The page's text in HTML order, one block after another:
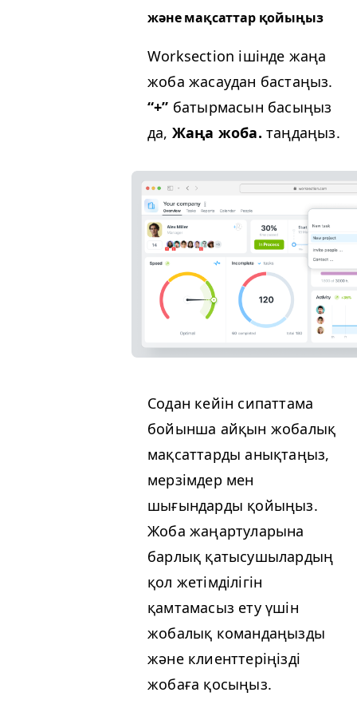
және мақсаттар қойыңыз
Work­sec­tion ішінде жаңа
жоба жасаудан бастаңыз.
“+” батырмасын басыңыз
да, Жаңа жоба. таңдаңыз.
Содан кейін сипаттама
бойынша айқын жобалық
мақсаттарды анықтаңыз,
мерзімдер мен
шығындарды қойыңыз.
Жоба жаңартуларына
барлық қатысушылардың
қол жетімділігін
қамтамасыз ету үшін
жобалық командаңызды
және клиенттеріңізді
жобаға қосыңыз.